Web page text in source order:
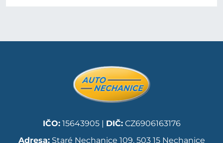
IČO:15643905 | DIČ:CZ6906163176
Adresa:Staré Nechanice 109, 503 15 Nechanice